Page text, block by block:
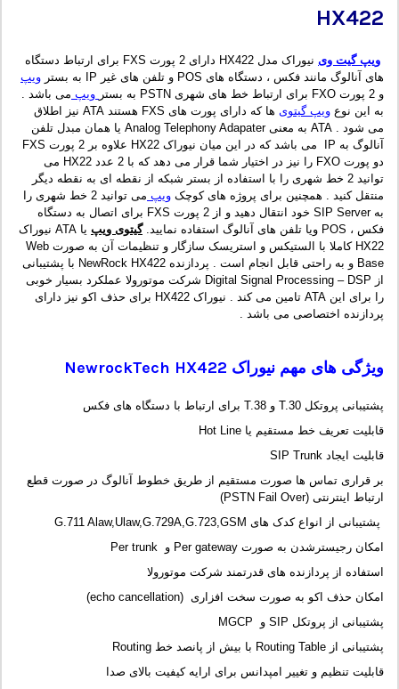
HX422
ویپ گیت وی
نیوراک مدل HX422 دارای 2 پورت FXS برای ارتباط دستگاه
های آنالوگ مانند فکس ، دستگاه های POS و تلفن های غیر IP به بستر
ویپ
و 2 پورت FXO برای ارتباط خط های شهری PSTN به بستر
ویپ می باشد .
به این نوع ویپ گیتوی
ها که دارای پورت های FXS هستند ATA نیز اطلاق
می شود . ATA به معنی Analog Telephony Adapater یا همان مبدل تلفن
آنالوگ به IP می باشد که در این میان نیوراک HX22 علاوه بر 2 پورت FXS
دو پورت FXO را نیز در اختیار شما قرار می دهد که با 2 عدد HX22 می
توانید 2 خط شهری را با استفاده از بستر شبکه از نقطه ای به نقطه دیگر
منتقل کنید . همچنین برای پروژه های کوچک ویپ
می توانید 2 خط شهری را
به SIP Server خود انتقال دهید و از 2 پورت FXS برای اتصال به دستگاه
فکس ، POS ویا تلفن های آنالوگ استفاده نمایید.
گیتوی ویپ
یا ATA نیوراک
HX22 کاملا با الستیکس و استریسک سازگار و تنظیمات آن به صورت Web
Base و به راحتی قابل انجام است . پردازنده NewRock HX422 با پشتیبانی
از Digital Signal Processing – DSP شرکت موتورولا عملکرد بسیار خوبی
را برای این ATA تامین می کند . نیوراک HX422 برای حذف اکو نیز دارای
پردازنده اختصاصی می باشد .
ویژگی های مهم نیوراک NewrockTech HX422
پشتیبانی پروتکل T.30 و T.38 برای ارتباط با دستگاه های فکس
قابلیت تعریف خط مستقیم یا Hot Line
قابلیت ایجاد SIP Trunk
بر قراری تماس ها صورت مستقیم از طریق خطوط آنالوگ در صورت قطع
ارتباط اینترنتی (PSTN Fail Over)
پشتیبانی از انواع کدک های G.711 Alaw,Ulaw,G.729A,G.723,GSM
امکان رجیسترشدن به صورت Per gateway و Per trunk
استفاده از پردازنده های قدرتمند شرکت موتورولا
امکان حذف اکو به صورت سخت افزاری (echo cancellation)
پشتیبانی از پروتکل SIP و MGCP
پشتیبانی از Routing Table با بیش از پانصد خط Routing
قابلیت تنظیم و تغییر امپدانس برای ارایه کیفیت بالای صدا